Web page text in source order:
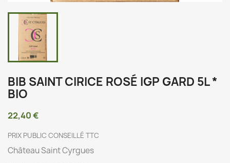
BIB SAINT CIRICE ROSÉ IGP GARD 5L *
BIO
22,40 €
PRIX PUBLIC CONSEILLÉ TTC
Château Saint Cyrgues